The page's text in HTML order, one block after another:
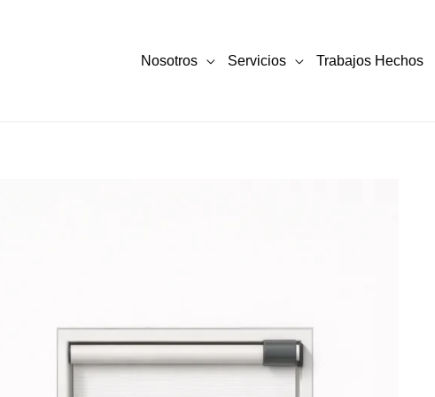
Nosotros Servicios Trabajos Hechos